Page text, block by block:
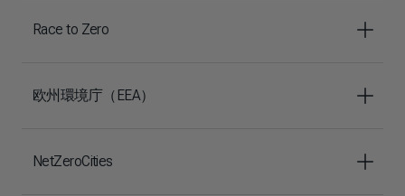
Race to Zero
欧州環境庁（EEA）
NetZeroCities